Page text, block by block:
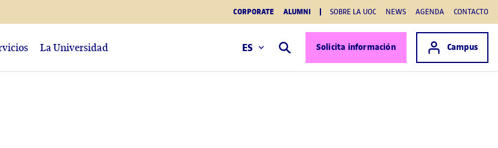
CORPORATE ALUMNI SOBRE LA UOC NEWS AGENDA CONTACTO
Buscar Solicita información Acceso a
Campus
La Universidad ES